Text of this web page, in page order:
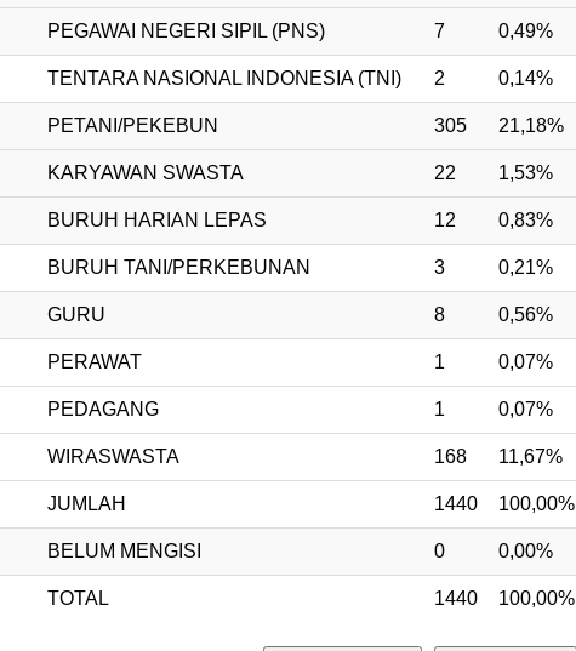
PEGAWAI NEGERI SIPIL (PNS) 7 0,49%
TENTARA NASIONAL INDONESIA (TNI) 2 0,14%
PETANI/PEKEBUN 305 21,18%
KARYAWAN SWASTA 22 1,53%
BURUH HARIAN LEPAS 12 0,83%
BURUH TANI/PERKEBUNAN 3 0,21%
GURU 8 0,56%
PERAWAT 1 0,07%
PEDAGANG 1 0,07%
WIRASWASTA 168 11,67%
JUMLAH 1440 100,00%
BELUM MENGISI 0 0,00%
TOTAL 1440 100,00%